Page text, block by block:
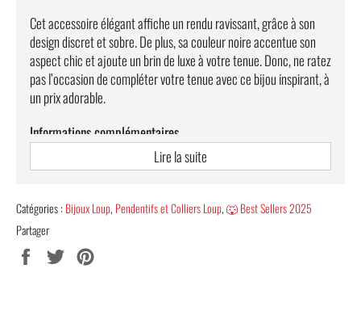
Cet accessoire élégant affiche un rendu ravissant, grâce à son
design discret et sobre. De plus, sa couleur noire accentue son
aspect chic et ajoute un brin de luxe à votre tenue. Donc, ne ratez
pas l’occasion de compléter votre tenue avec ce bijou inspirant, à
un prix adorable.
Informations complémentaires
Composition : Acier de haute qualité
Chaîne à maillons incluse : longueur 50 cm
Taille du pendentif : 3.5 cm
Lire la suite
Catégories : Bijoux Loup, Pendentifs et Colliers Loup,🐺 Best Sellers 2025
Partager
Partager Tweeter